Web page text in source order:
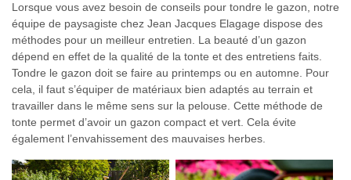
Lorsque vous avez besoin de conseils pour tondre le gazon, notre
équipe de paysagiste chez Jean Jacques Elagage dispose des
méthodes pour un meilleur entretien. La beauté d’un gazon
dépend en effet de la qualité de la tonte et des entretiens faits.
Tondre le gazon doit se faire au printemps ou en automne. Pour
cela, il faut s’équiper de matériaux bien adaptés au terrain et
travailler dans le même sens sur la pelouse. Cette méthode de
tonte permet d’avoir un gazon compact et vert. Cela évite
également l’envahissement des mauvaises herbes.